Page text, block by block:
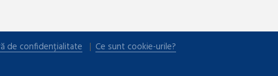
de confidențialitate Ce sunt cookie-urile?